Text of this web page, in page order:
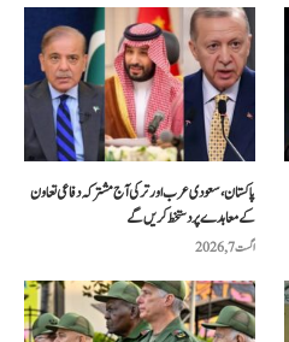
پاکستان، سعودی عرب اور ترکی آج مشترکہ دفاعی تعاون
کے معاہدے پر دستخط کریں گے
اگست 7, 2026